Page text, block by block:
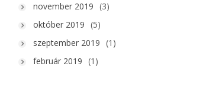
november 2019 (3)
október 2019 (5)
szeptember 2019 (1)
február 2019 (1)